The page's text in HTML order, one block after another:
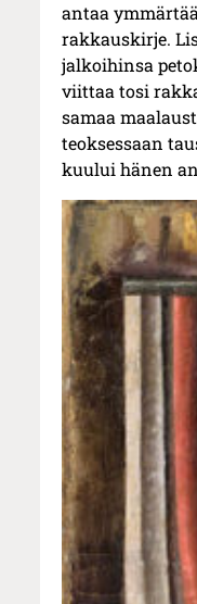
antaa
rakkauskirje.
jalkoihinsa
viittaa tosi
samaa
teoksessaan
kuului hänen